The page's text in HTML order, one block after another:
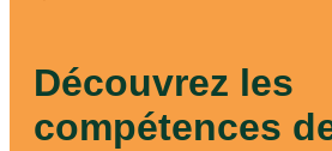
Découvrez les
compétences